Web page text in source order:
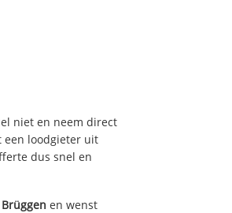
niet en neem direct
een loodgieter uit
dus snel en
Brüggen en wenst